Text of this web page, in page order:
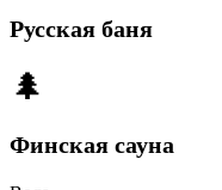
Русская баня
🌲
Финская сауна